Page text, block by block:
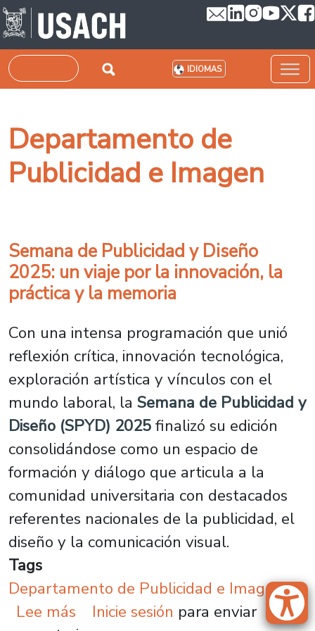
Pasar al contenido principal
Buscar IDIOMAS
Departamento de
Publicidad e Imagen
Semana de Publicidad y Diseño
2025: un viaje por la innovación, la
práctica y la memoria
Con una intensa programación que unió
reflexión crítica, innovación tecnológica,
exploración artística y vínculos con el
mundo laboral, la Semana de Publicidad y
Diseño (SPYD) 2025finalizó su edición
consolidándose como un espacio de
formación y diálogo que articula a la
comunidad universitaria con destacados
referentes nacionales de la publicidad, el
diseño y la comunicación visual.
Tags
Departamento de Publicidad e Imagen
Lee más sobre Semana de Publicidad y
Inicie sesión para enviar